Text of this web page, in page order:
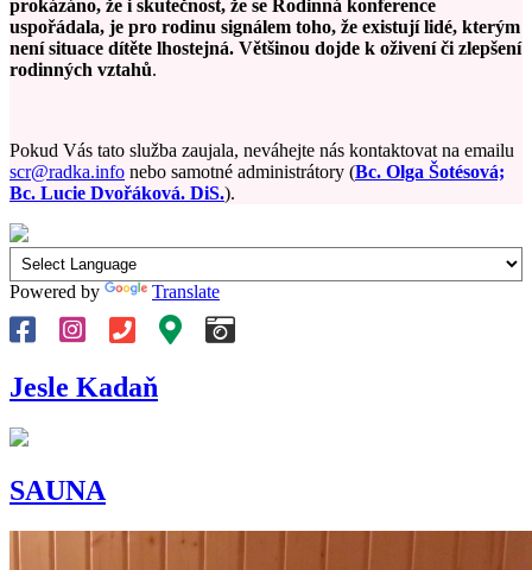
prokázáno, že i skutečnost, že se Rodinná konference
uspořádala, je pro rodinu signálem toho, že existují lidé, kterým
není situace dítěte lhostejná. Většinou dojde k oživení či zlepšení
rodinných vztahů.
Pokud Vás tato služba zaujala, neváhejte nás kontaktovat na emailu
scr@radka.info nebo samotné administrátory (Bc. Olga Šotésová;
Bc. Lucie Dvořáková. DiS.).
Powered by Translate
Jesle Kadaň
SAUNA